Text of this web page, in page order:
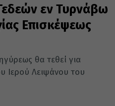
εν Τυρνάβω
Επισκέψεως
θα τεθεί για
Ιερού Λειψάνου του